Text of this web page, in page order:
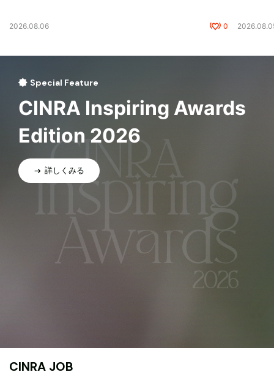
2026.08.06 0
Special Feature
CINRA Inspiring Awards
Edition 2026
詳しくみる
CINRA JOB